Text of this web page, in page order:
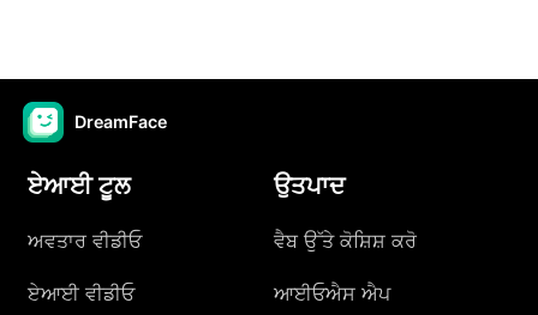
DreamFace
ਏਆਈ ਟੂਲ
ਅਵਤਾਰ ਵੀਡੀਓ
ਏਆਈ ਵੀਡੀਓ
ਉਤਪਾਦ
ਵੈਬ ਉੱਤੇ ਕੋਸ਼ਿਸ਼ ਕਰੋ
ਆਈਓਐਸ ਐਪ